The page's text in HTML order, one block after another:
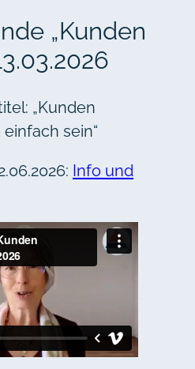
„Kunden
„Kunden
sein“
Info und